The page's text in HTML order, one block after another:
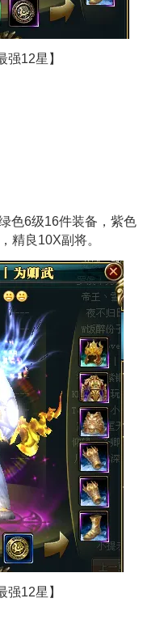
12星】
6级16件装备，紫色
，精良10X副将。
12星】